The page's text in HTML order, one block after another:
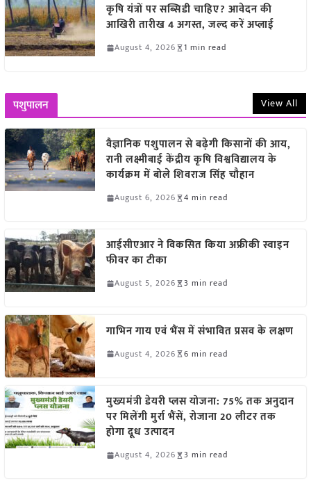
कृषि यंत्रों पर सब्सिडी चाहिए? आवेदन की
आखिरी तारीख 4 अगस्त, जल्द करें अप्लाई
August 4, 2026 1 min read
पशुपालन View All
वैज्ञानिक पशुपालन से बढ़ेगी किसानों की आय,
रानी लक्ष्मीबाई केंद्रीय कृषि विश्वविद्यालय के
कार्यक्रम में बोले शिवराज सिंह चौहान
August 6, 2026 4 min read
आईसीएआर ने विकसित किया अफ्रीकी स्वाइन
फीवर का टीका
August 5, 2026 3 min read
गाभिन गाय एवं भैंस में संभावित प्रसव के लक्षण
August 4, 2026 6 min read
मुख्यमंत्री डेयरी प्लस योजना: 75% तक अनुदान
पर मिलेंगी मुर्रा भैंसें, रोजाना 20 लीटर तक
होगा दूध उत्पादन
August 4, 2026 3 min read